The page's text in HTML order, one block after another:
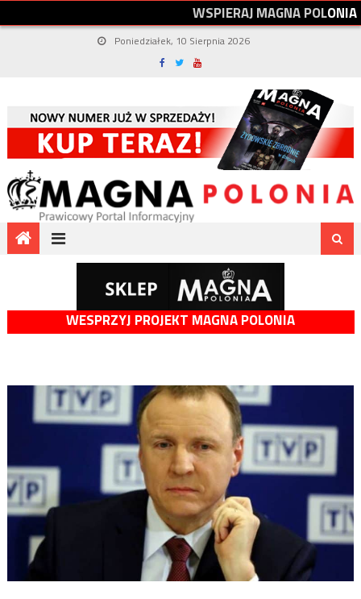
WSPIERAJMAGNAPOLONIA
Poniedziałek, 10 Sierpnia 2026
WESPRZYJ PROJEKT MAGNA POLONIA